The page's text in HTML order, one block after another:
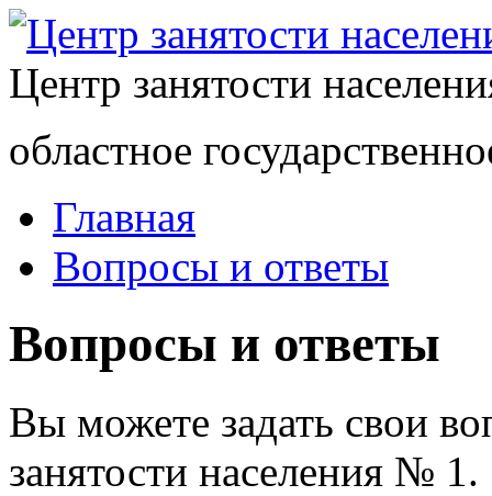
Центр занятости
областное
Главная
Вопросы и ответы
Вопросы и ответы
Вы можете задать свои
занятости населения № 1.